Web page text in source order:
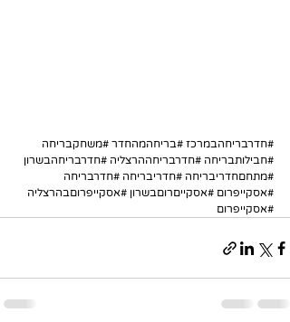
#חדרבריחהבמרכז #בריחהמהחדר #משחקבריחה
#חבילותבריחה #חדרבריחההרצליה #חדרבריחהבשרון
#מתחםחדריבריחה #חדריבריחה #חדרבריחה
#אסקייפרום #אסקייםרוםבשרון #אסקייפרוםבהרצליה
#אסקייפרום